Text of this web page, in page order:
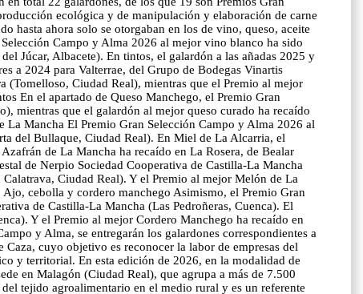
ecológica y de manipulación y elaboración de carne
hasta ahora solo se otorgaban en los de vino, queso, aceite
Campo y Alma 2026 al mejor vino blanco ha sido
Júcar, Albacete). En tintos, el galardón a las añadas 2025 y
a 2024 para Valterrae, del Grupo de Bodegas Vinartis
(Tomelloso, Ciudad Real), mientras que el Premio al mejor
En el apartado de Queso Manchego, el Premio Gran
mientras que el galardón al mejor queso curado ha recaído
Mancha El Premio Gran Selección Campo y Alma 2026 al
del Bullaque, Ciudad Real). En Miel de La Alcarria, el
de La Mancha ha recaído en La Rosera, de Bealar
de Nerpio Sociedad Cooperativa de Castilla-La Mancha
Ciudad Real). Y el Premio al mejor Melón de La
cebolla y cordero manchego Asimismo, el Premio Gran
de Castilla-La Mancha (Las Pedroñeras, Cuenca). El
Y el Premio al mejor Cordero Manchego ha recaído en
y Alma, se entregarán los galardones correspondientes a
cuyo objetivo es reconocer la labor de empresas del
y territorial. En esta edición de 2026, en la modalidad de
en Malagón (Ciudad Real), que agrupa a más de 7.500
tejido agroalimentario en el medio rural y es un referente